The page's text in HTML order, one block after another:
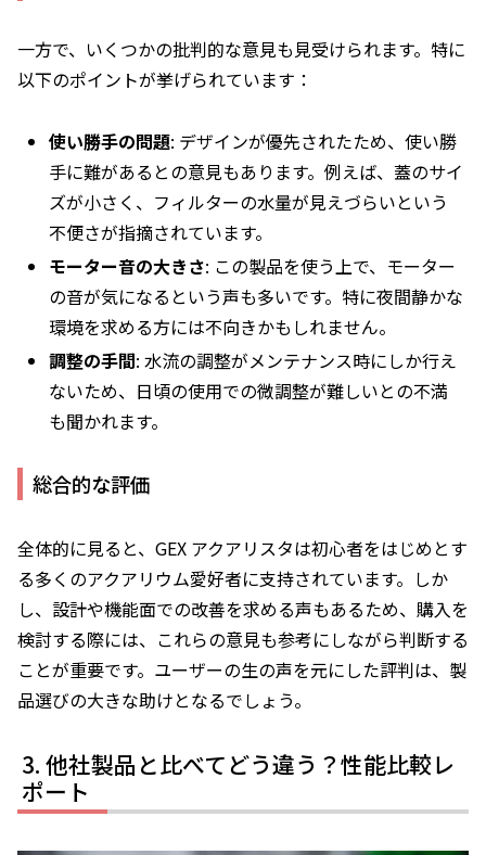
一方で、いくつかの批判的な意見も見受けられます。特に
以下のポイントが挙げられています：
使い勝手の問題: デザインが優先されたため、使い勝
手に難があるとの意見もあります。例えば、蓋のサイ
ズが小さく、フィルターの水量が見えづらいという
不便さが指摘されています。
モーター音の大きさ: この製品を使う上で、モーター
の音が気になるという声も多いです。特に夜間静かな
環境を求める方には不向きかもしれません。
調整の手間: 水流の調整がメンテナンス時にしか行え
ないため、日頃の使用での微調整が難しいとの不満
も聞かれます。
総合的な評価
全体的に見ると、GEX アクアリスタは初心者をはじめとす
る多くのアクアリウム愛好者に支持されています。しか
し、設計や機能面での改善を求める声もあるため、購入を
検討する際には、これらの意見も参考にしながら判断する
ことが重要です。ユーザーの生の声を元にした評判は、製
品選びの大きな助けとなるでしょう。
他社製品と比べてどう違う？性能比較レ
ポート